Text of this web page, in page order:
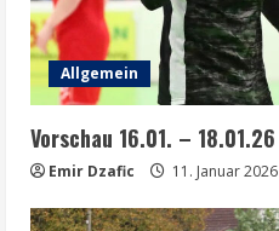
Allgemein
Vorschau 16.01. – 18.01.26
Emir Dzafic 11. Januar 2026